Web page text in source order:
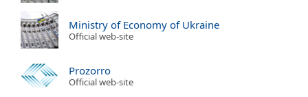
Ministry of Economy of Ukraine
Official web-site
Prozorro
Official web-site